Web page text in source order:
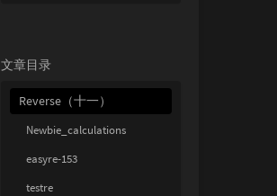
文章目录
Reverse（十一）
Newbie_calculations
easyre-153
testre